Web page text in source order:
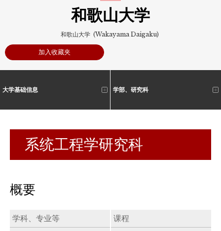
和歌山大学
和歌山大学 (Wakayama Daigaku)
加入收藏夹
大学基础信息 学部、研究科
系统工程学研究科
概要
学科、专业等 课程